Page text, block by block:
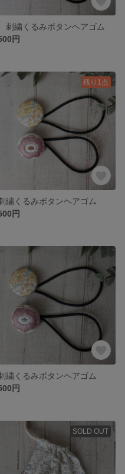
刺繍くるみボタンヘアゴム
円
残り1点
繍くるみボタンヘアゴム
円
繍くるみボタンヘアゴム
円
SOLD OUT